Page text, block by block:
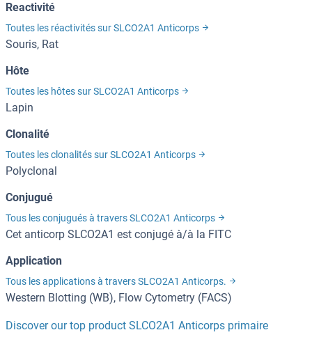
Reactivité
Toutes les réactivités sur SLCO2A1 Anticorps
Souris, Rat
Hôte
Toutes les hôtes sur SLCO2A1 Anticorps
Lapin
Clonalité
Toutes les clonalités sur SLCO2A1 Anticorps
Polyclonal
Conjugué
Tous les conjugués à travers SLCO2A1 Anticorps
Cet anticorp SLCO2A1 est conjugé à/à la FITC
Application
Tous les applications à travers SLCO2A1 Anticorps.
Western Blotting (WB), Flow Cytometry (FACS)
Discover our top product SLCO2A1 Anticorps primaire